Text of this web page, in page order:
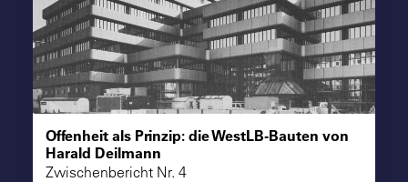
Offenheit als Prinzip: die WestLB-Bauten von
Harald Deilmann
Zwischenbericht Nr. 4